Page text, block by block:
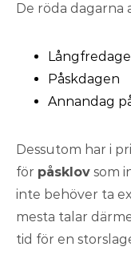
De röda dagarna
Påskdagen
Annandag
Dessutom har i
för påsklov som
inte behöver ta
mesta talar
tid för en